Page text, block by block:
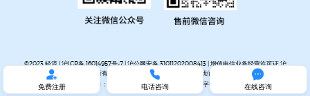
©2023 轻流 |沪ICP备 16014957号-7|沪公网安备 31011202008413| 增值电信业务经营许可证 沪
B2-20200405 | 版权所有 上海易校信息科技有限公司 |
关于我们
网站地图
友情链接：
轻流官网|轻流无代码数字化知识库

免费注册

电话咨询

在线咨询